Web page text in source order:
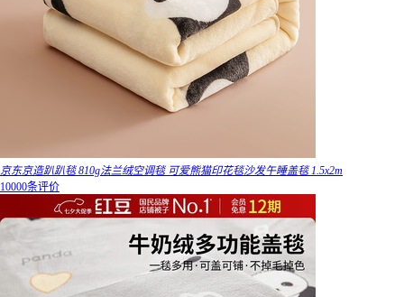
京东京造趴趴毯 810g法兰绒空调毯 可爱熊猫印花毯沙发午睡盖毯 1.5x2m
10000条评价